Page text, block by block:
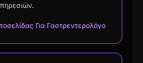
Για Γαστρεντερολόγο